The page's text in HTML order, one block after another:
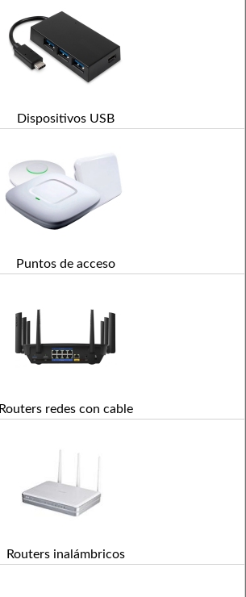
Dispositivos USB
Puntos de acceso
Routers redes con cable
Routers inalámbricos